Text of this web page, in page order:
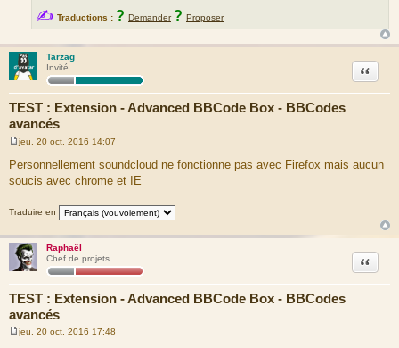
✍ Traductions : ? Demander ? Proposer
Tarzag
Invité
TEST : Extension - Advanced BBCode Box - BBCodes
avancés
Citation
M
s
s
e
jeu. 20 oct. 2016 14:07
Personnellement soundcloud ne fonctionne pas avec Firefox mais aucun
soucis avec chrome et IE
Traduire en
Raphaël
Chef de projets
TEST : Extension - Advanced BBCode Box - BBCodes
avancés
Citation
M
jeu. 20 oct. 2016 17:48